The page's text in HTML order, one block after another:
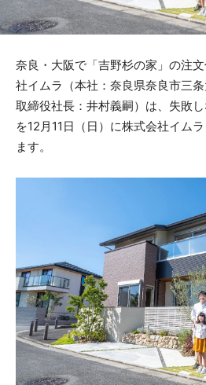
奈良・大阪で「吉野杉の家」の注
社イムラ（本社：奈良県奈良市三
取締役社長：井村義嗣）は、失敗
を12月11日（日）に株式会社イム
ます。